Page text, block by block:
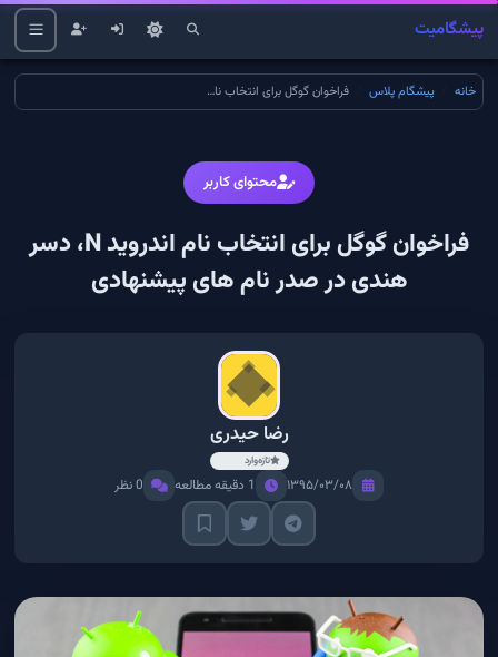
پیشگامیت
خانه پیشگام پلاس فراخوان گوگل برای انتخاب نام اندروید N، دسر هندی در صدر نام های پیشنهادی
محتوای کاربر
فراخوان گوگل برای انتخاب نام اندروید N، دسر
هندی در صدر نام های پیشنهادی
رضا حیدری
تازه‌وارد
۱۳۹۵/۰۳/۰۸ 1 دقیقه مطالعه 0 نظر